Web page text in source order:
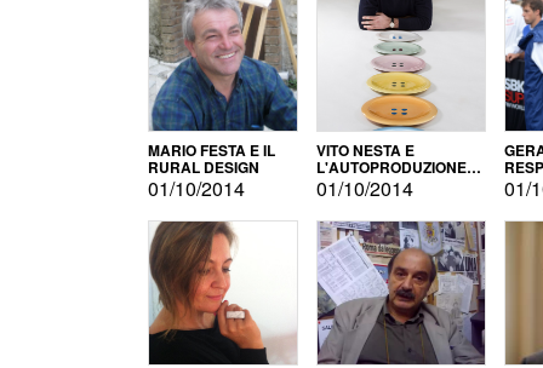
MARIO FESTA E IL
RURAL DESIGN
01/10/2014
VITO NESTA E
L'AUTOPRODUZIONE
COME RECUPERO DEI
SIMBOLI
01/10/2014 01/